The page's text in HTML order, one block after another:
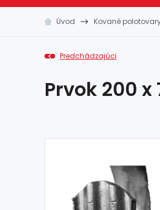
Úvod Kované
Predchádzajúci
Prvok 200